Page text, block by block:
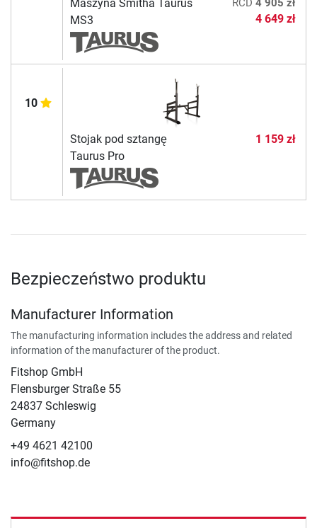
Maszyna Smitha Taurus
MS3
RCD 4 905 zł
4 649 zł
10
Stojak pod sztangę
Taurus Pro
1 159 zł
Bezpieczeństwo produktu
Manufacturer Information
The manufacturing information includes the address and related
information of the manufacturer of the product.
Fitshop GmbH
Flensburger Straße 55
24837 Schleswig
Germany
+49 4621 42100
info@fitshop.de